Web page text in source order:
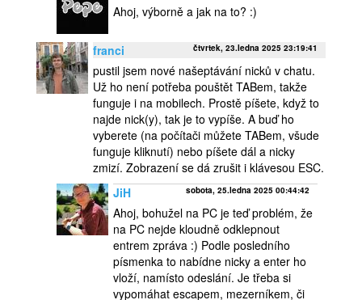
Ahoj, výborně a jak na to? :)
franci čtvrtek, 23.ledna 2025 23:19:41
pustil jsem nové našeptávání nicků v chatu.
Už ho není potřeba pouštět TABem, takže
funguje i na mobilech. Prostě píšete, když to
najde nick(y), tak je to vypíše. A buď ho
vyberete (na počítači můžete TABem, všude
funguje kliknutí) nebo píšete dál a nicky
zmizí. Zobrazení se dá zrušit i klávesou ESC.
JiH
sobota, 25.ledna 2025 00:44:42
Ahoj, bohužel na PC je teď problém, že
na PC nejde kloudně odklepnout
entrem zpráva :) Podle posledního
písmenka to nabídne nicky a enter ho
vloží, namísto odeslání. Je třeba si
vypomáhat escapem, mezerníkem, či